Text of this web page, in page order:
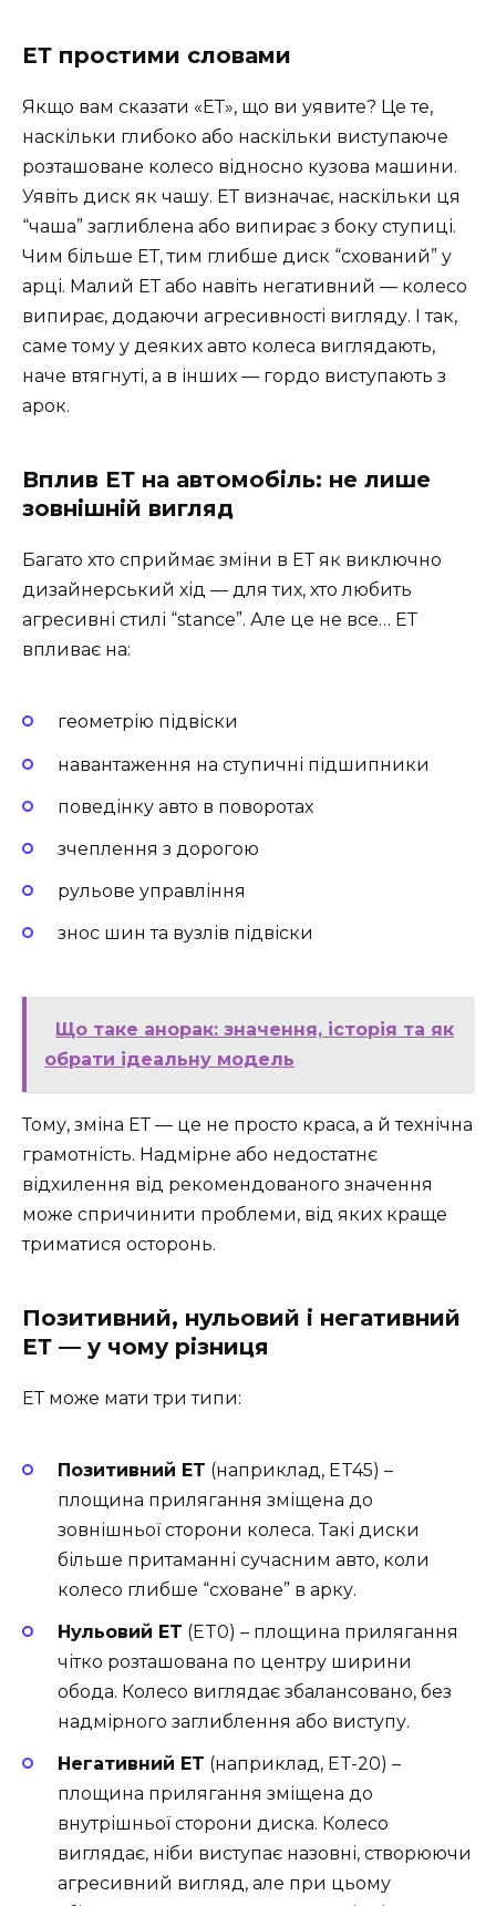
ЕТ простими словами
Якщо вам сказати «ЕТ», що ви уявите? Це те,
наскільки глибоко або наскільки виступаюче
розташоване колесо відносно кузова машини.
Уявіть диск як чашу. ЕТ визначає, наскільки ця
“чаша” заглиблена або випирає з боку ступиці.
Чим більше ЕТ, тим глибше диск “схований” у
арці. Малий ЕТ або навіть негативний — колесо
випирає, додаючи агресивності вигляду. І так,
саме тому у деяких авто колеса виглядають,
наче втягнуті, а в інших — гордо виступають з
арок.
Вплив ЕТ на автомобіль: не лише
зовнішній вигляд
Багато хто сприймає зміни в ЕТ як виключно
дизайнерський хід — для тих, хто любить
агресивні стилі “stance”. Але це не все… ЕТ
впливає на:
геометрію підвіски
навантаження на ступичні підшипники
поведінку авто в поворотах
зчеплення з дорогою
рульове управління
знос шин та вузлів підвіски
Що таке анорак: значення, історія та як
обрати ідеальну модель
Тому, зміна ЕТ — це не просто краса, а й технічна
грамотність. Надмірне або недостатнє
відхилення від рекомендованого значення
може спричинити проблеми, від яких краще
триматися осторонь.
Позитивний, нульовий і негативний
ЕТ — у чому різниця
ЕТ може мати три типи:
Позитивний ET (наприклад, ET45) –
площина прилягання зміщена до
зовнішньої сторони колеса. Такі диски
більше притаманні сучасним авто, коли
колесо глибше “сховане” в арку.
Нульовий ET (ET0) – площина прилягання
чітко розташована по центру ширини
обода. Колесо виглядає збалансовано, без
надмірного заглиблення або виступу.
Негативний ET (наприклад, ET-20) –
площина прилягання зміщена до
внутрішньої сторони диска. Колесо
виглядає, ніби виступає назовні, створюючи
агресивний вигляд, але при цьому